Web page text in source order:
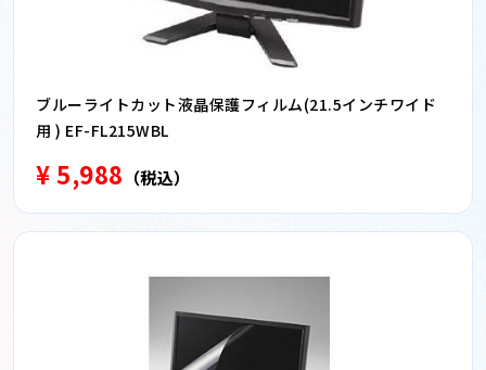
ブルーライトカット液晶保護フィルム(21.5インチワイド
用 ) EF-FL215WBL
¥ 5,988 （税込）